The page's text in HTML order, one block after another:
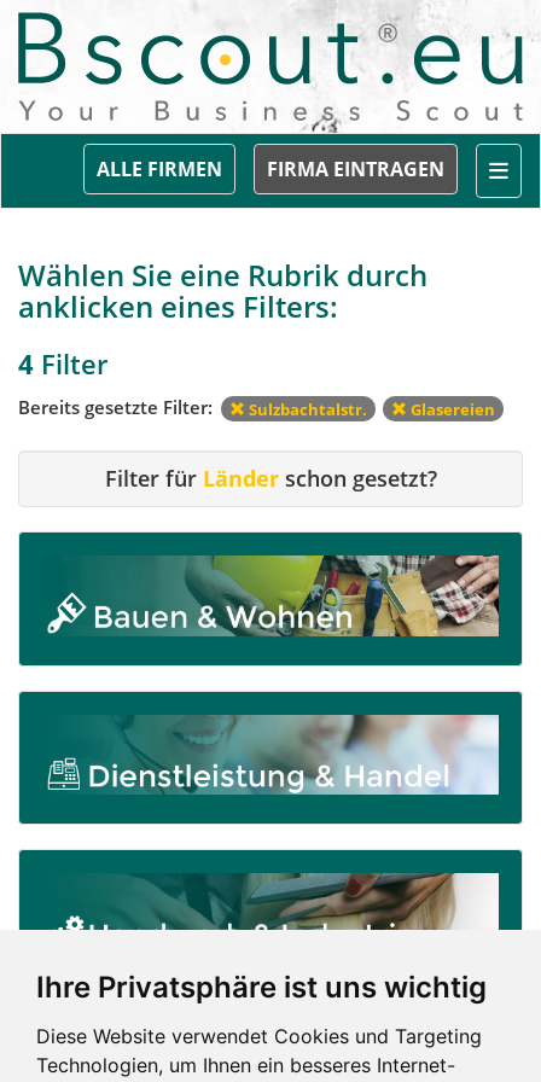
Ihre Privatsphäre ist uns wichtig
Diese Website verwendet Cookies und Targeting
Technologien, um Ihnen ein besseres Internet-
FIRMA EINTRAGEN
ALLE FIRMEN
Wählen Sie eine Rubrik durch
anklicken eines Filters:
4 Filter
Bereits gesetzte Filter: Sulzbachtalstr. Glasereien
Filter für Länderschon gesetzt?